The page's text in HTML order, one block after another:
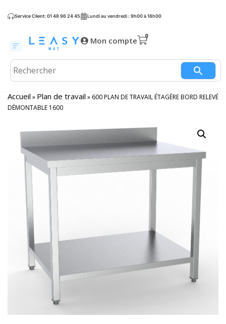
Service Client: 01 48 96 24 45 Lundi au vendredi : 9h00 à 18h00
Mon compte
Accueil » Plan de travail » 600 PLAN DE TRAVAIL ÉTAGÈRE BORD RELEVÉ
DÉMONTABLE 1600